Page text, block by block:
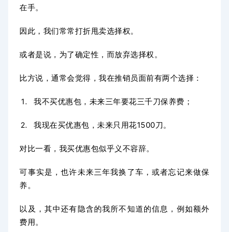
在手。
因此，我们常常打折甩卖选择权。
或者是说，为了确定性，而放弃选择权。
比方说，通常会觉得，我在推销员面前有两个选择：
我不买优惠包，未来三年要花三千刀保养费；
我现在买优惠包，未来只用花1500刀。
对比一看，我买优惠包似乎义不容辞。
可事实是，也许未来三年我换了车，或者忘记来做保
养。
以及，其中还有隐含的我所不知道的信息，例如额外
费用。